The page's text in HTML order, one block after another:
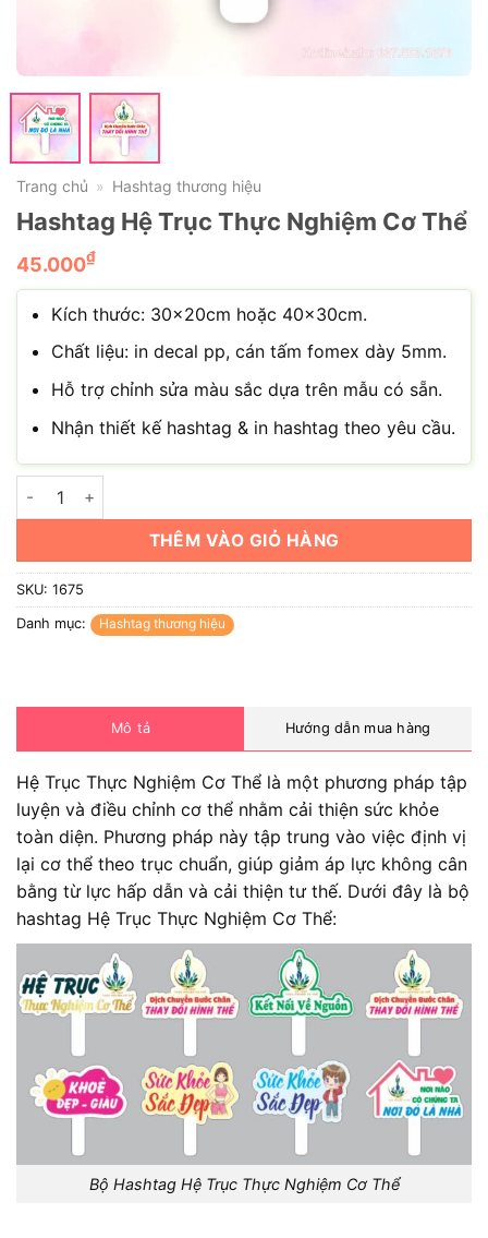
Trang chủ » Hashtag thương hiệu
Hashtag Hệ Trục Thực Nghiệm Cơ Thể
45.000₫
Kích thước: 30×20cm hoặc 40×30cm.
Chất liệu: in decal pp, cán tấm fomex dày 5mm.
Hỗ trợ chỉnh sửa màu sắc dựa trên mẫu có sẵn.
Nhận thiết kế hashtag & in hashtag theo yêu cầu.
Hashtag Hệ Trục Thực Nghiệm Cơ Thể số lượng
THÊM VÀO GIỎ HÀNG
SKU: 1675
Danh mục: Hashtag thương hiệu
Mô tả Hướng dẫn mua hàng
Hệ Trục Thực Nghiệm Cơ Thể là một phương pháp tập
luyện và điều chỉnh cơ thể nhằm cải thiện sức khỏe
toàn diện. Phương pháp này tập trung vào việc định vị
lại cơ thể theo trục chuẩn, giúp giảm áp lực không cân
bằng từ lực hấp dẫn và cải thiện tư thế. Dưới đây là bộ
hashtag Hệ Trục Thực Nghiệm Cơ Thể:
Bộ Hashtag Hệ Trục Thực Nghiệm Cơ Thể